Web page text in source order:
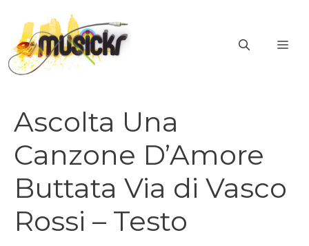
contenuto
Ascolta Una
Canzone D’Amore
Buttata Via di Vasco
Rossi – Testo